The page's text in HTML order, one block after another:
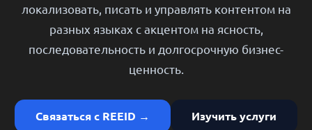
локализовать, писать и управлять контентом на
разных языках с акцентом на ясность,
последовательность и долгосрочную бизнес-
ценность.
Связаться с REEID → Изучить услуги